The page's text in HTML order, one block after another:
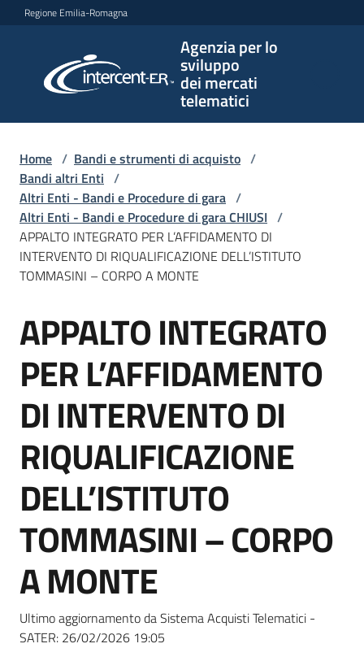
Vai al contenuto
Vai alla navigazione
Vai al footer
Regione Emilia-Romagna
Agenzia per lo
sviluppo
dei mercati
telematici
per lo
sviluppo
telematici
L'Agenzia
e
strumenti
acquisto
Supporto
Piattaforme
telematiche
Home / Bandi e strumenti di acquisto /
Bandi altri Enti /
Altri Enti - Bandi e Procedure di gara /
Altri Enti - Bandi e Procedure di gara CHIUSI /
APPALTO INTEGRATO PER L’AFFIDAMENTO DI
INTERVENTO DI RIQUALIFICAZIONE DELL’ISTITUTO
TOMMASINI – CORPO A MONTE
Salta al contenuto
APPALTO INTEGRATO
PER L’AFFIDAMENTO
DI INTERVENTO DI
RIQUALIFICAZIONE
DELL’ISTITUTO
TOMMASINI – CORPO
A MONTE
Ultimo aggiornamento da Sistema Acquisti Telematici -
SATER: 26/02/2026 19:05